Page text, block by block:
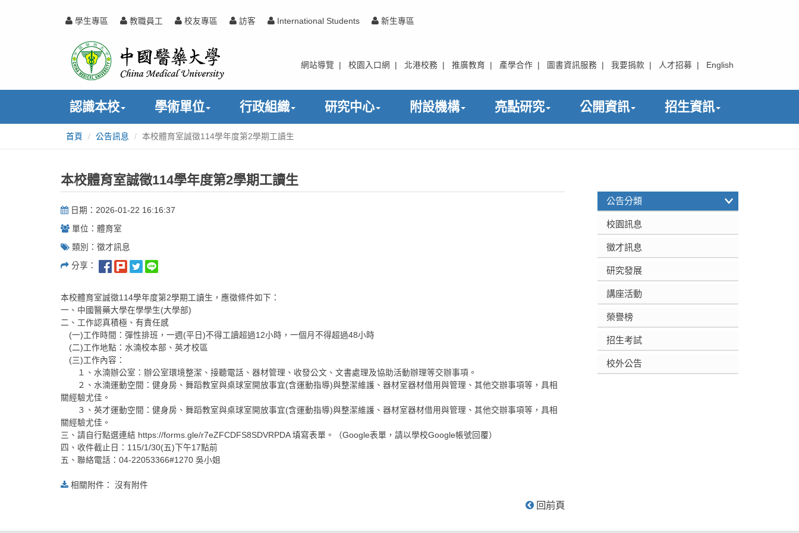
學生專區 教職員工 校友專區 訪客 International Students 新生專區
中
國
醫
藥
大
學
網站導覽 校園入口網 北港校務 推廣教育 產學合作 圖書資訊服務 我要捐款 人才招募 English
認識本校 學術單位 行政組織 研究中心 附設機構 亮點研究 公開資訊 招生資訊
首頁 公告訊息 本校體育室誠徵114學年度第2學期工讀生
本校體育室誠徵114學年度第2學期工讀生
日期：2026-01-22 16:16:37
單位：體育室
類別：徵才訊息
分享：
本校體育室誠徵114學年度第2學期工讀生，應徵條件如下：
一、中國醫藥大學在學學生(大學部)
二、工作認真積極、有責任感
(一)工作時間：彈性排班，一週(平日)不得工讀超過12小時，一個月不得超過48小時
(二)工作地點：水湳校本部、英才校區
(三)工作內容：
１、水湳辦公室：辦公室環境整潔、接聽電話、器材管理、收發公文、文書處理及協助活動辦理等交辦事項。
２、水湳運動空間：健身房、舞蹈教室與桌球室開放事宜(含運動指導)與整潔維護、器材室器材借用與管理、其他交辦事項等，具相
關經驗尤佳。
３、英才運動空間：健身房、舞蹈教室與桌球室開放事宜(含運動指導)與整潔維護、器材室器材借用與管理、其他交辦事項等，具相
關經驗尤佳。
三、請自行點選連結 https://forms.gle/r7eZFCDFS8SDVRPDA 填寫表單。（Google表單，請以學校Google帳號回覆）
四、收件截止日：115/1/30(五)下午17點前
五、聯絡電話：04-22053366#1270 吳小姐
相關附件： 沒有附件
回前頁
公告分類
校園訊息
徵才訊息
研究發展
講座活動
榮譽榜
招生考試
校外公告